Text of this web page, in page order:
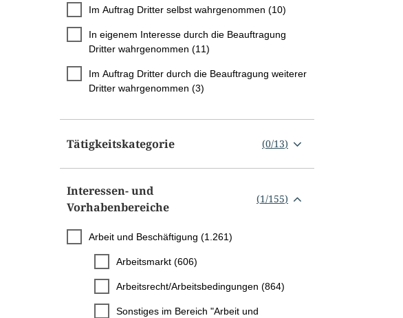
Im Auftrag Dritter selbst wahrgenommen (10)
In eigenem Interesse durch die Beauftragung
Dritter wahrgenommen (11)
Im Auftrag Dritter durch die Beauftragung weiterer
Dritter wahrgenommen (3)
Tätigkeitskategorie (0/13)
Interessen- und
Vorhabenbereiche
(1/155)
Arbeit und Beschäftigung (1.261)
Arbeitsmarkt (606)
Arbeitsrecht/Arbeitsbedingungen (864)
Sonstiges im Bereich "Arbeit und